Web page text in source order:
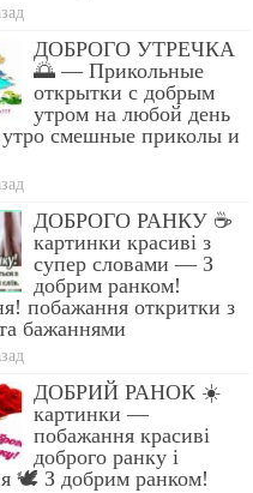
ДОБРОГО УТРЕЧКА
🌅 — Прикольные
открытки с добрым
утром на любой день
смешные приколы и
ДОБРОГО РАНКУ ☕
картинки красиві з
супер словами — З
добрим ранком!
побажання откритки з
бажаннями
ДОБРИЙ РАНОК ☀️
картинки —
побажання красиві
доброго ранку і
🕊️ З добрим ранком!